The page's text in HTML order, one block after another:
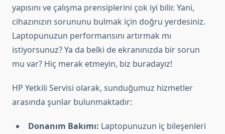
yapısını ve çalışma prensiplerini çok iyi bilir. Yani,
cihazınızın sorununu bulmak için doğru yerdesiniz.
Laptopunuzun performansını artırmak mı
istiyorsunuz? Ya da belki de ekranınızda bir sorun
mu var? Hiç merak etmeyin, biz buradayız!
HP Yetkili Servisi olarak, sunduğumuz hizmetler
arasında şunlar bulunmaktadır:
Donanım Bakımı: Laptopunuzun iç bileşenleri